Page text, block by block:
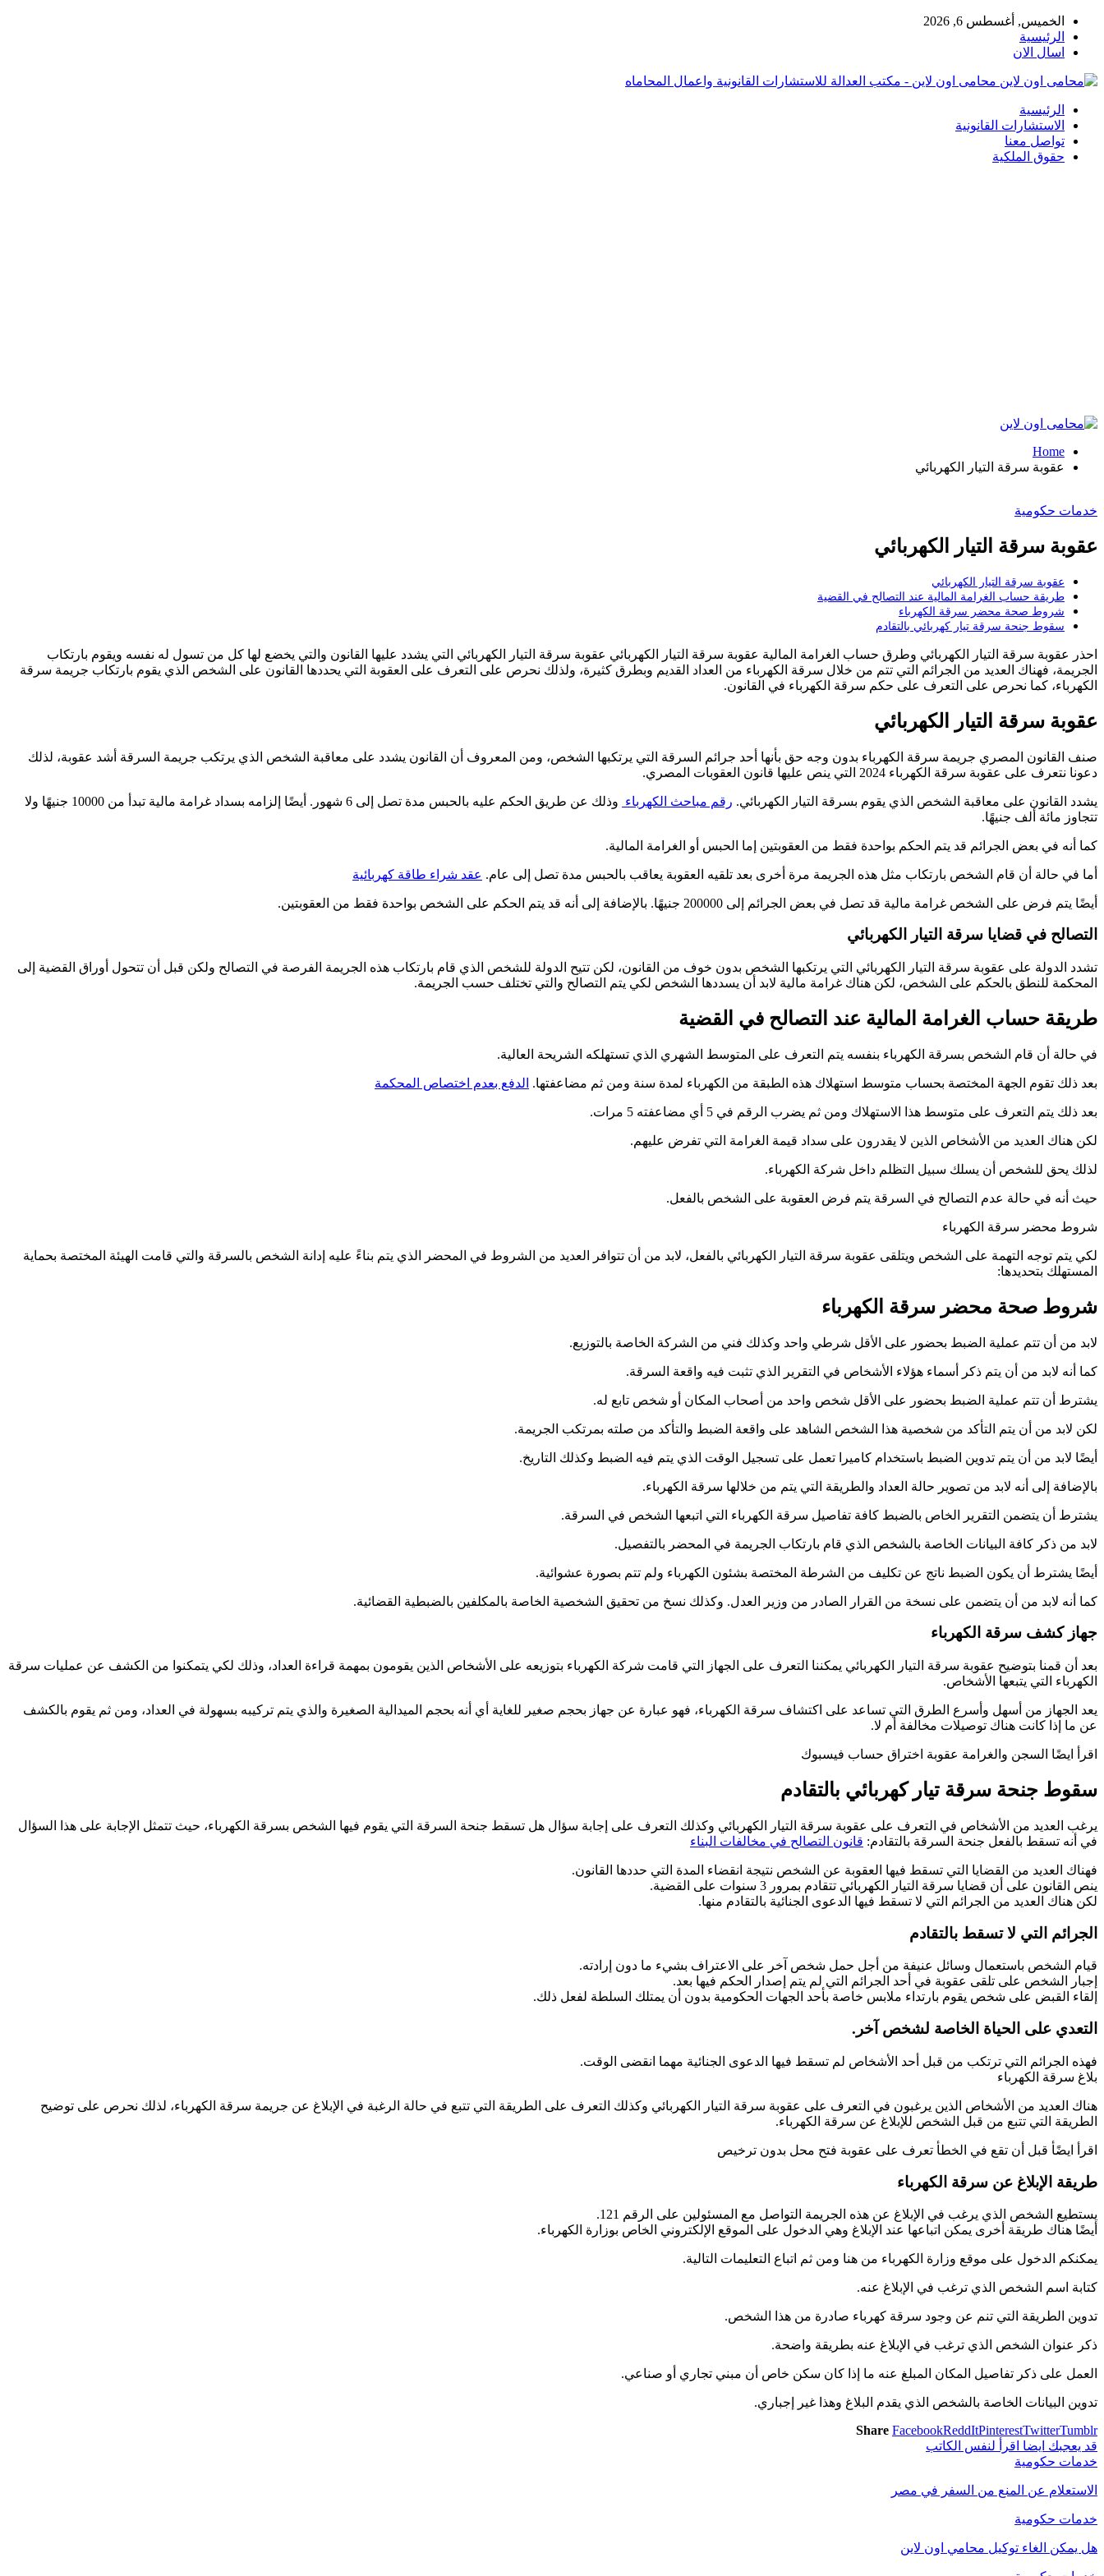
الخميس, أغسطس 6, 2026
الرئيسية
اسال الان
محامى اون لاين - مكتب العدالة للاستشارات القانونية واعمال المحاماه
الرئيسية
الاستشارات القانونية
تواصل معنا
حقوق الملكية
Home
عقوبة سرقة التيار الكهربائي
خدمات حكومية
عقوبة سرقة التيار الكهربائي
عقوبة سرقة التيار الكهربائي
طريقة حساب الغرامة المالية عند التصالح في القضية
شروط صحة محضر سرقة الكهرباء
سقوط جنحة سرقة تيار كهربائي بالتقادم
احذر عقوبة سرقة التيار الكهربائي وطرق حساب الغرامة المالية عقوبة سرقة التيار الكهربائي عقوبة سرقة التيار الكهربائي التي يشدد عليها القانون والتي يخضع لها كل من تسول له نفسه ويقوم بارتكاب
الجريمة، فهناك العديد من الجرائم التي تتم من خلال سرقة الكهرباء من العداد القديم وبطرق كثيرة، ولذلك نحرص على التعرف على العقوبة التي يحددها القانون على الشخص الذي يقوم بارتكاب جريمة سرقة
الكهرباء، كما نحرص على التعرف على حكم سرقة الكهرباء في القانون.
عقوبة سرقة التيار الكهربائي
صنف القانون المصري جريمة سرقة الكهرباء بدون وجه حق بأنها أحد جرائم السرقة التي يرتكبها الشخص، ومن المعروف أن القانون يشدد على معاقبة الشخص الذي يرتكب جريمة السرقة أشد عقوبة، لذلك
دعونا نتعرف على عقوبة سرقة الكهرباء 2024 التي ينص عليها قانون العقوبات المصري.
يشدد القانون على معاقبة الشخص الذي يقوم بسرقة التيار الكهربائي. رقم مباحث الكهرباء
وذلك عن طريق الحكم عليه بالحبس مدة تصل إلى 6 شهور. أيضًا إلزامه بسداد غرامة مالية تبدأ من 10000 جنيهًا ولا
تتجاوز مائة ألف جنيهًا.
كما أنه في بعض الجرائم قد يتم الحكم بواحدة فقط من العقوبتين إما الحبس أو الغرامة المالية.
أما في حالة أن قام الشخص بارتكاب مثل هذه الجريمة مرة أخرى بعد تلقيه العقوبة يعاقب بالحبس مدة تصل إلى عام. عقد شراء طاقة كهربائية
أيضًا يتم فرض على الشخص غرامة مالية قد تصل في بعض الجرائم إلى 200000 جنيهًا. بالإضافة إلى أنه قد يتم الحكم على الشخص بواحدة فقط من العقوبتين.
التصالح في قضايا سرقة التيار الكهربائي
تشدد الدولة على عقوبة سرقة التيار الكهربائي التي يرتكبها الشخص بدون خوف من القانون، لكن تتيح الدولة للشخص الذي قام بارتكاب هذه الجريمة الفرصة في التصالح ولكن قبل أن تتحول أوراق القضية إلى
المحكمة للنطق بالحكم على الشخص، لكن هناك غرامة مالية لابد أن يسددها الشخص لكي يتم التصالح والتي تختلف حسب الجريمة.
طريقة حساب الغرامة المالية عند التصالح في القضية
في حالة أن قام الشخص بسرقة الكهرباء بنفسه يتم التعرف على المتوسط الشهري الذي تستهلكه الشريحة العالية.
بعد ذلك تقوم الجهة المختصة بحساب متوسط استهلاك هذه الطبقة من الكهرباء لمدة سنة ومن ثم مضاعفتها. الدفع بعدم اختصاص المحكمة
بعد ذلك يتم التعرف على متوسط هذا الاستهلاك ومن ثم يضرب الرقم في 5 أي مضاعفته 5 مرات.
لكن هناك العديد من الأشخاص الذين لا يقدرون على سداد قيمة الغرامة التي تفرض عليهم.
لذلك يحق للشخص أن يسلك سبيل التظلم داخل شركة الكهرباء.
حيث أنه في حالة عدم التصالح في السرقة يتم فرض العقوبة على الشخص بالفعل.
شروط محضر سرقة الكهرباء
لكي يتم توجه التهمة على الشخص ويتلقى عقوبة سرقة التيار الكهربائي بالفعل، لابد من أن تتوافر العديد من الشروط في المحضر الذي يتم بناءً عليه إدانة الشخص بالسرقة والتي قامت الهيئة المختصة بحماية
المستهلك بتحديدها:
شروط صحة محضر سرقة الكهرباء
لابد من أن تتم عملية الضبط بحضور على الأقل شرطي واحد وكذلك فني من الشركة الخاصة بالتوزيع.
كما أنه لابد من أن يتم ذكر أسماء هؤلاء الأشخاص في التقرير الذي تثبت فيه واقعة السرقة.
يشترط أن تتم عملية الضبط بحضور على الأقل شخص واحد من أصحاب المكان أو شخص تابع له.
لكن لابد من أن يتم التأكد من شخصية هذا الشخص الشاهد على واقعة الضبط والتأكد من صلته بمرتكب الجريمة.
أيضًا لابد من أن يتم تدوين الضبط باستخدام كاميرا تعمل على تسجيل الوقت الذي يتم فيه الضبط وكذلك التاريخ.
بالإضافة إلى أنه لابد من تصوير حالة العداد والطريقة التي يتم من خلالها سرقة الكهرباء.
يشترط أن يتضمن التقرير الخاص بالضبط كافة تفاصيل سرقة الكهرباء التي اتبعها الشخص في السرقة.
لابد من ذكر كافة البيانات الخاصة بالشخص الذي قام بارتكاب الجريمة في المحضر بالتفصيل.
أيضًا يشترط أن يكون الضبط ناتج عن تكليف من الشرطة المختصة بشئون الكهرباء ولم تتم بصورة عشوائية.
كما أنه لابد من أن يتضمن على نسخة من القرار الصادر من وزير العدل. وكذلك نسخ من تحقيق الشخصية الخاصة بالمكلفين بالضبطية القضائية.
جهاز كشف سرقة الكهرباء
بعد أن قمنا بتوضيح عقوبة سرقة التيار الكهربائي يمكننا التعرف على الجهاز التي قامت شركة الكهرباء بتوزيعه على الأشخاص الذين يقومون بمهمة قراءة العداد، وذلك لكي يتمكنوا من الكشف عن عمليات سرقة
الكهرباء التي يتبعها الأشخاص.
يعد الجهاز من أسهل وأسرع الطرق التي تساعد على اكتشاف سرقة الكهرباء، فهو عبارة عن جهاز بحجم صغير للغاية أي أنه بحجم الميدالية الصغيرة والذي يتم تركيبه بسهولة في العداد، ومن ثم يقوم بالكشف
عن ما إذا كانت هناك توصيلات مخالفة أم لا.
اقرأ ايضًا السجن والغرامة عقوبة اختراق حساب فيسبوك
سقوط جنحة سرقة تيار كهربائي بالتقادم
يرغب العديد من الأشخاص في التعرف على عقوبة سرقة التيار الكهربائي وكذلك التعرف على إجابة سؤال هل تسقط جنحة السرقة التي يقوم فيها الشخص بسرقة الكهرباء، حيث تتمثل الإجابة على هذا السؤال
في أنه تسقط بالفعل جنحة السرقة بالتقادم: قانون التصالح في مخالفات البناء
فهناك العديد من القضايا التي تسقط فيها العقوبة عن الشخص نتيجة انقضاء المدة التي حددها القانون.
ينص القانون على أن قضايا سرقة التيار الكهربائي تتقادم بمرور 3 سنوات على القضية.
لكن هناك العديد من الجرائم التي لا تسقط فيها الدعوى الجنائية بالتقادم منها.
الجرائم التي لا تسقط بالتقادم
قيام الشخص باستعمال وسائل عنيفة من أجل حمل شخص آخر على الاعتراف بشيء ما دون إرادته.
إجبار الشخص على تلقى عقوبة في أحد الجرائم التي لم يتم إصدار الحكم فيها بعد.
إلقاء القبض على شخص يقوم بارتداء ملابس خاصة بأحد الجهات الحكومية بدون أن يمتلك السلطة لفعل ذلك.
التعدي على الحياة الخاصة لشخص آخر.
فهذه الجرائم التي ترتكب من قبل أحد الأشخاص لم تسقط فيها الدعوى الجنائية مهما انقضى الوقت.
بلاغ سرقة الكهرباء
هناك العديد من الأشخاص الذين يرغبون في التعرف على عقوبة سرقة التيار الكهربائي وكذلك التعرف على الطريقة التي تتبع في حالة الرغبة في الإبلاغ عن جريمة سرقة الكهرباء، لذلك نحرص على توضيح
الطريقة التي تتبع من قبل الشخص للإبلاغ عن سرقة الكهرباء.
اقرأ ايضًأ قبل أن تقع في الخطأ تعرف على عقوبة فتح محل بدون ترخيص
طريقة الإبلاغ عن سرقة الكهرباء
يستطيع الشخص الذي يرغب في الإبلاغ عن هذه الجريمة التواصل مع المسئولين على الرقم 121.
أيضًا هناك طريقة أخرى يمكن اتباعها عند الإبلاغ وهي الدخول على الموقع الإلكتروني الخاص بوزارة الكهرباء.
يمكنكم الدخول على موقع وزارة الكهرباء من هنا ومن ثم اتباع التعليمات التالية.
كتابة اسم الشخص الذي ترغب في الإبلاغ عنه.
تدوين الطريقة التي تنم عن وجود سرقة كهرباء صادرة من هذا الشخص.
ذكر عنوان الشخص الذي ترغب في الإبلاغ عنه بطريقة واضحة.
العمل على ذكر تفاصيل المكان المبلغ عنه ما إذا كان سكن خاص أن مبني تجاري أو صناعي.
تدوين البيانات الخاصة بالشخص الذي يقدم البلاغ وهذا غير إجباري.
Share FacebookReddItPinterestTwitterTumblr
قد يعجبك ايضا اقرأ لنفس الكاتب
خدمات حكومية
الاستعلام عن المنع من السفر في مصر
خدمات حكومية
هل يمكن الغاء توكيل محامي اون لاين